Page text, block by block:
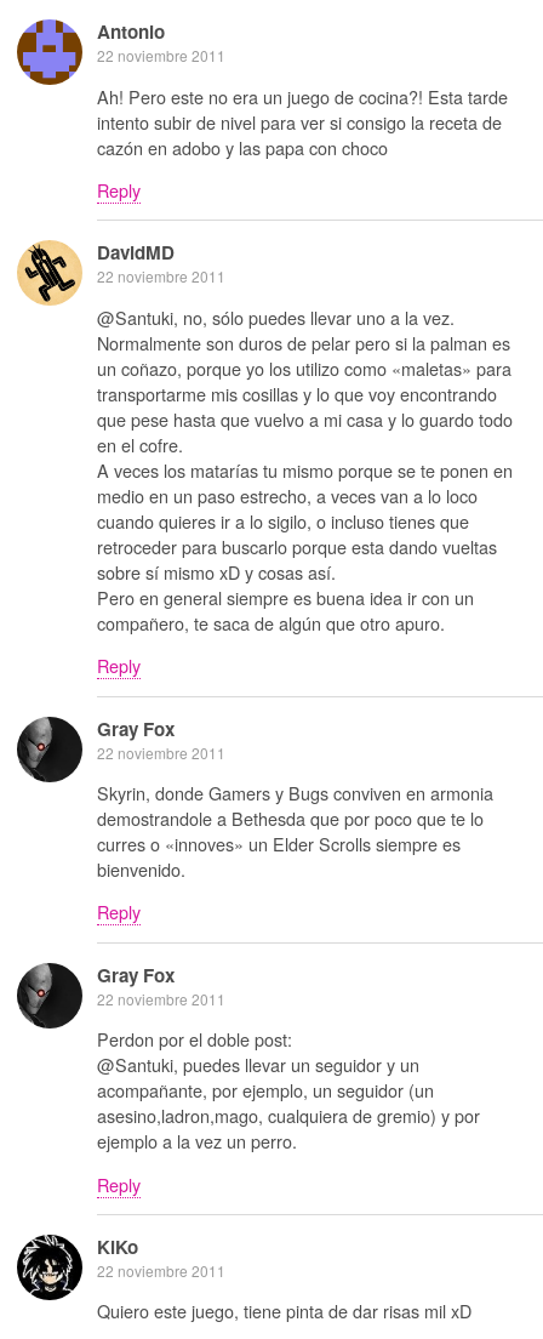
Antonio
22 noviembre 2011
Ah! Pero este no era un juego de cocina?! Esta tarde
intento subir de nivel para ver si consigo la receta de
cazón en adobo y las papa con choco
Reply
DavidMD
22 noviembre 2011
@Santuki, no, sólo puedes llevar uno a la vez.
Normalmente son duros de pelar pero si la palman es
un coñazo, porque yo los utilizo como «maletas» para
transportarme mis cosillas y lo que voy encontrando
que pese hasta que vuelvo a mi casa y lo guardo todo
en el cofre.
A veces los matarías tu mismo porque se te ponen en
medio en un paso estrecho, a veces van a lo loco
cuando quieres ir a lo sigilo, o incluso tienes que
retroceder para buscarlo porque esta dando vueltas
sobre sí mismo xD y cosas así.
Pero en general siempre es buena idea ir con un
compañero, te saca de algún que otro apuro.
Reply
Gray Fox
22 noviembre 2011
Skyrin, donde Gamers y Bugs conviven en armonia
demostrandole a Bethesda que por poco que te lo
curres o «innoves» un Elder Scrolls siempre es
bienvenido.
Reply
Gray Fox
22 noviembre 2011
Perdon por el doble post:
@Santuki, puedes llevar un seguidor y un
acompañante, por ejemplo, un seguidor (un
asesino,ladron,mago, cualquiera de gremio) y por
ejemplo a la vez un perro.
Reply
KiKo
22 noviembre 2011
Quiero este juego, tiene pinta de dar risas mil xD